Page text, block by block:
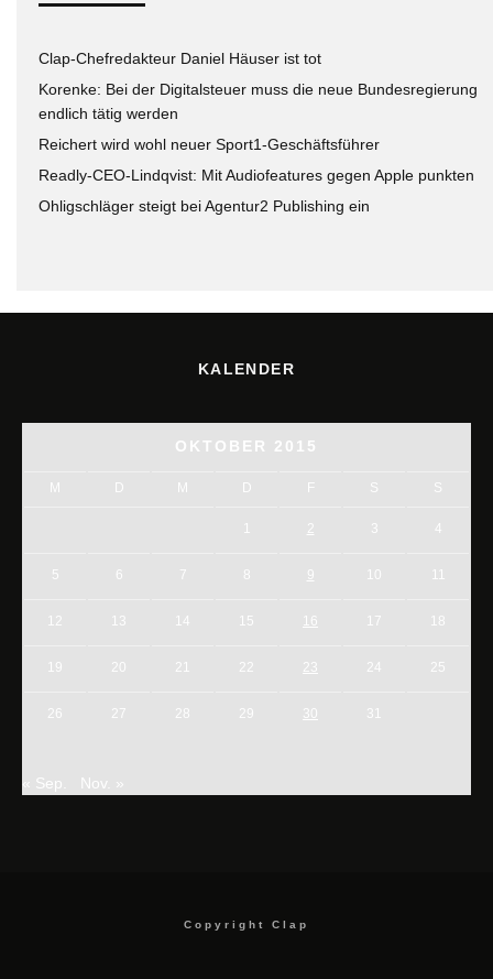
Clap-Chefredakteur Daniel Häuser ist tot
Korenke: Bei der Digitalsteuer muss die neue Bundesregierung
endlich tätig werden
Reichert wird wohl neuer Sport1-Geschäftsführer
Readly-CEO-Lindqvist: Mit Audiofeatures gegen Apple punkten
Ohligschläger steigt bei Agentur2 Publishing ein
KALENDER
OKTOBER 2015
M D M D F S S
1 2 3
5 6 7 8 9 10 11
12 13 14 15 16 17 18
19 20 21 22 23 24 25
26 27 28 29 30 31
« Sep. Nov. »
Copyright Clap